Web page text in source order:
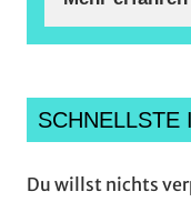
SCHNELLSTE
Du willst nichts